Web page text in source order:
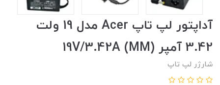
آداپتور لپ تاپ Acer مدل 19 ولت
3.42 آمپر (19V/3.42A (MM
شارژر لپ تاپ